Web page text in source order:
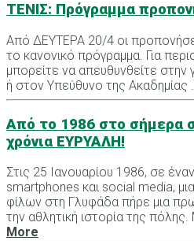
ΤΕΝΙΣ: Πρόγραμμα
Από ΔΕΥΤΕΡΑ 20/4 οι
το κανονικό πρόγραμμα. Για
μπορείτε να απευθυνθείτε στην
ή στον Υπεύθυνο της Ακαδημίας
Από το 1986 στο σήμερα
χρόνια ΕΥΡΥΑΛΗ!
Στις 25 Ιανουαρίου 1986, σε
smartphones και social media,
φίλων στη Γλυφάδα πήρε μια
την αθλητική ιστορία της
More